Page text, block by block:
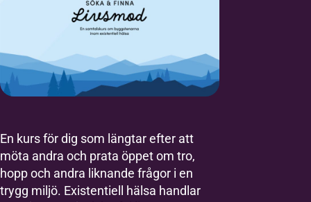
En kurs för dig som längtar efter att
möta andra och prata öppet om tro,
hopp och andra liknande frågor i en
trygg miljö. Existentiell hälsa handlar